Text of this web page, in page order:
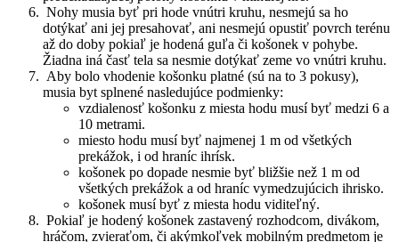
Nohy musia byť pri hode vnútri kruhu, nesmejú sa ho
dotýkať ani jej presahovať, ani nesmejú opustiť povrch terénu
až do doby pokiaľ je hodená guľa či košonek v pohybe.
Žiadna iná časť tela sa nesmie dotýkať zeme vo vnútri kruhu.
Aby bolo vhodenie košonku platné (sú na to 3 pokusy),
musia byt splnené nasledujúce podmienky:
vzdialenosť košonku z miesta hodu musí byť medzi 6 a
10 metrami.
miesto hodu musí byť najmenej 1 m od všetkých
prekážok, i od hraníc ihrísk.
košonek po dopade nesmie byť bližšie než 1 m od
všetkých prekážok a od hraníc vymedzujúcich ihrisko.
košonek musí byť z miesta hodu viditeľný.
Pokiaľ je hodený košonek zastavený rozhodcom, divákom,
hráčom, zvieraťom, či akýmkoľvek mobilným predmetom je